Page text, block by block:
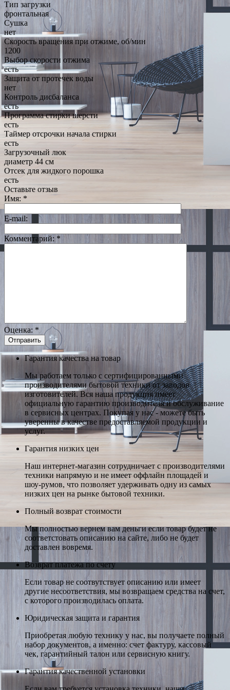
Тип загрузки
фронтальная
Сушка
нет
Скорость вращения при отжиме, об/мин
1200
Выбор скорости отжима
есть
Защита от протечек воды
нет
Контроль дисбаланса
есть
Программа стирки шерсти
есть
Таймер отсрочки начала стирки
есть
Загрузочный люк
диаметр 44 см
Отсек для жидкого порошка
есть
Оставьте отзыв
Имя: *
E-mail:
Комментарий: *
Оценка: *
Гарантия качества на товар
Мы работаем только с сертифицированными
производителями бытовой техники от заводов
изготовителей. Вся наша продукция имеет
официальную гарантию производителя и обслуживание
в сервисных центрах. Покупая у нас - можете быть
уверенны в качестве предоставляемой продукции и
услуг.
Гарантия низких цен
Наш интернет-магазин сотрудничает с производителями
техники напрямую и не имеет оффлайн площадей и
шоу-румов, что позволяет удерживать одну из самых
низких цен на рынке бытовой техники.
Полный возврат стоимости
Мы полностью вернем вам деньги если товар будет не
соответстовать описанию на сайте, либо не будет
доставлен вовремя.
Возврат платежа по счету
Если товар не соотвутствует описанию или имеет
другие несоответствия, мы возвращаем средства на счет,
с которого производилась оплата.
Юридическая защита и гарантия
Приобретая любую технику у нас, вы получаете полный
набор документов, а именно: счет фактуру, кассовый
чек, гарантийный талон или сервисную книгу.
Гарантия качественной установки